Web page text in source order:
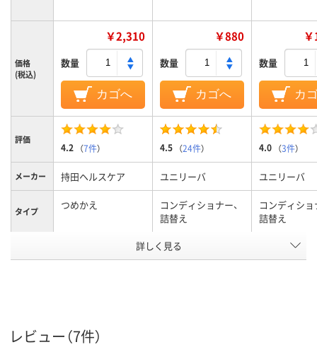
価格
(税込)
￥2,310
数量
カゴへ
￥880
数量
カゴへ
数量
カ
評価
4.2 （7件） 4.5 （24件） 4.0 （3件）
メーカー 持田ヘルスケア ユニリーバ ユニリーバ
タイプ つめかえ
コンディショナー、
詰替え
コンディショ
詰替え
男女兼用
詳しく見る
レビュー（7件）